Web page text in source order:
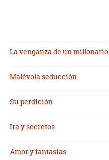
La venganza de un millonario
Malévola seducción
Su perdición
Ira y secretos
Amor y fantasías